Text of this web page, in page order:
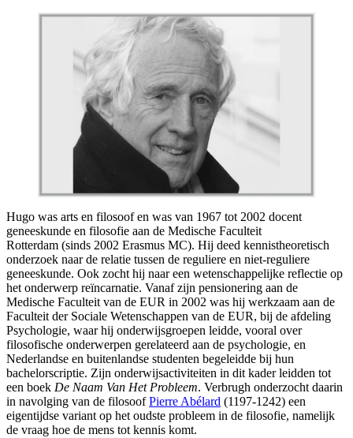
Hugo was arts en filosoof en was van 1967 tot 2002 docent
geneeskunde en filosofie aan de Medische Faculteit
Rotterdam (sinds 2002 Erasmus MC). Hij deed kennistheoretisch
onderzoek naar de relatie tussen de reguliere en niet-reguliere
geneeskunde. Ook zocht hij naar een wetenschappelijke reflectie op
het onderwerp reïncarnatie. Vanaf zijn pensionering aan de
Medische Faculteit van de EUR in 2002 was hij werkzaam aan de
Faculteit der Sociale Wetenschappen van de EUR, bij de afdeling
Psychologie, waar hij onderwijsgroepen leidde, vooral over
filosofische onderwerpen gerelateerd aan de psychologie, en
Nederlandse en buitenlandse studenten begeleidde bij hun
bachelorscriptie. Zijn onderwijsactiviteiten in dit kader leidden tot
een boek De Naam Van Het Probleem. Verbrugh onderzocht daarin
in navolging van de filosoofPierre Abélard (1197-1242) een
eigentijdse variant op het oudste probleem in de filosofie, namelijk
de vraag hoe de mens tot kennis komt.